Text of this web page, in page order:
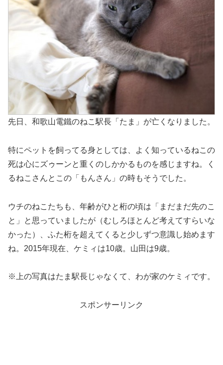
先日、和歌山電鐵のねこ駅長「たま」が亡くなりました。
特にペットを飼ってる身としては、よく知っているねこの
死は心にズゥーンと重くのしかかるものを感じますね。く
るねこさんとこの「もんさん」の時もそうでした。
ウチのねこたちも、年齢がひと桁の頃は「まだまだ先のこ
と」と思っていましたが（むしろほとんど考えてすらいな
かった）、ふた桁を超えてくると少しずつ意識し始めます
ね。2015年現在、ケミィは10歳。山田は9歳。
※上の写真はたま駅長じゃなくて、わが家のケミィです。
スポンサーリンク